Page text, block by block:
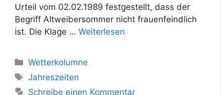
Urteil vom 02.02.1989 festgestellt, dass der
Begriff Altweibersommer nicht frauenfeindlich
ist. Die Klage … Weiterlesen
Kategorien
Wetterkolumne
Schlagwörter
Jahreszeiten
Schreibe einen Kommentar